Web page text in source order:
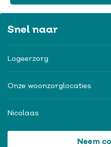
Snel naar
Logeerzorg
Onze woonzorglocaties
Nicolaas
Neem